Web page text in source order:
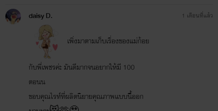
daisy D.
เพิ่งมาตามเก็บเรื่องของแม่ก้อย
กับพี่เพชรค่ะ มันดีมากจนอยากให้มี 100
ตอนน
ขอบคุณไรท์ที่ผลิตนิยายคุณภาพแบบนี้ิออก
1 เดือนที่แล้ว